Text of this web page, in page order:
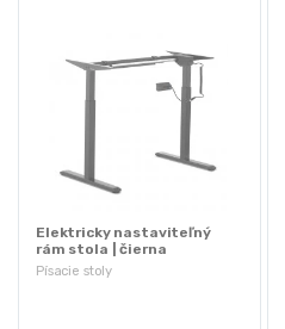
Písacie stoly
Elektricky nastaviteľný
rám stola | čierna